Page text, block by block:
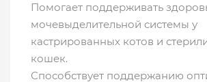
Помогает поддерживать
мочевыделительной системы у
кастрированных котов и
кошек.
Способствует поддержанию